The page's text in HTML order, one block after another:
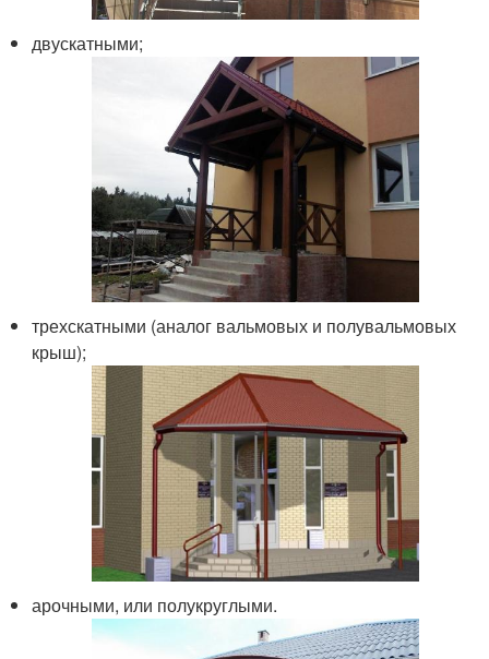
двускатными;
трехскатными (аналог вальмовых и полувальмовых
крыш);
арочными, или полукруглыми.